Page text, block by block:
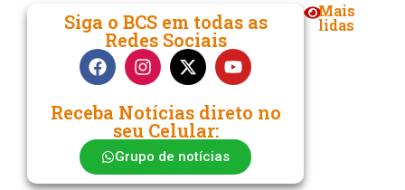
Siga o BCS em todas as
Redes Sociais
Receba Notícias direto no
seu Celular:
Grupo de notícias
Mais
lidas